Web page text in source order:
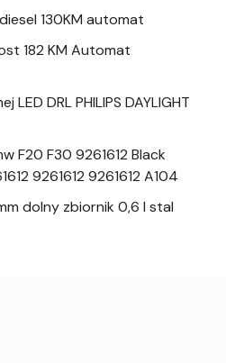
130KM automat
182 KM Automat
LED DRL PHILIPS DAYLIGHT
F20 F30 9261612 Black
9261612 9261612 A104
dolny zbiornik 0,6 l stal